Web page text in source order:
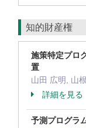
知的財産権
施策特定プロ
置
山田 広明, 山
詳細を見る
予測プログラ